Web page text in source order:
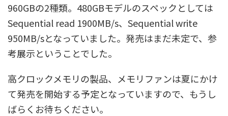
960GBの2種類。480GBモデルのスペックとしては
Sequential read 1900MB/s、Sequential write
950MB/sとなっていました。発売はまだ未定で、参
考展示ということでした。
高クロックメモリの製品、メモリファンは夏にかけ
て発売を開始する予定となっていますので、もうし
ばらくお待ちください。